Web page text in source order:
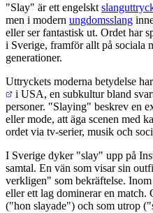
"Slay" är ett engelskt
men i modern ungdomsslang
eller ser fantastisk ut. Ordet har
i Sverige, framför allt på sociala
generationer.
Uttryckets moderna betydelse
i USA, en subkultur bland
personer. "Slaying" beskrev en
eller mode, att äga scenen med
ordet via tv-serier, musik och
I Sverige dyker "slay" upp på
samtal. En vän som visar sin
verkligen" som bekräftelse.
eller ett lag dominerar en match.
("hon slayade") och som utrop